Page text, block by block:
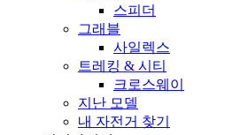
스피더
그래블
사일렉스
트레킹 & 시티
크로스웨이
지난 모델
내 자전거 찾기